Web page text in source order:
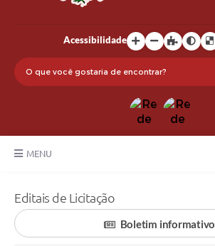
Acessibilidade
MENU
Transparência
Principal
Editais de Licitação
Boletim informativo